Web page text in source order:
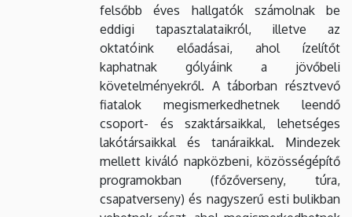
felsőbb éves hallgatók számolnak be
eddigi tapasztalataikról, illetve az
oktatóink előadásai, ahol ízelítőt
kaphatnak gólyáink a jövőbeli
követelményekről. A táborban résztvevő
fiatalok megismerkedhetnek leendő
csoport- és szaktársaikkal, lehetséges
lakótársaikkal és tanáraikkal. Mindezek
mellett kiváló napközbeni, közösségépítő
programokban (főzőverseny, túra,
csapatverseny) és nagyszerű esti bulikban